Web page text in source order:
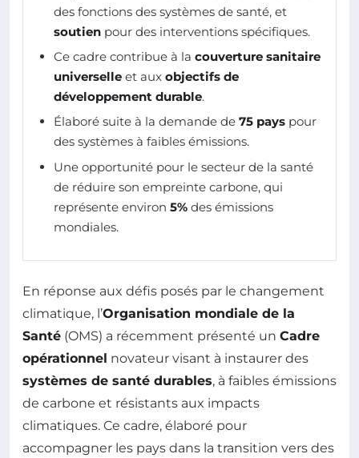
des fonctions des systèmes de santé, et
soutien pour des interventions spécifiques.
Ce cadre contribue à la couverture sanitaire
universelle et aux objectifs de
développement durable.
Élaboré suite à la demande de 75 pays pour
des systèmes à faibles émissions.
Une opportunité pour le secteur de la santé
de réduire son empreinte carbone, qui
représente environ 5% des émissions
mondiales.
En réponse aux défis posés par le changement
climatique, l’Organisation mondiale de la
Santé (OMS) a récemment présenté un Cadre
opérationnel novateur visant à instaurer des
systèmes de santé durables, à faibles émissions
de carbone et résistants aux impacts
climatiques. Ce cadre, élaboré pour
accompagner les pays dans la transition vers des